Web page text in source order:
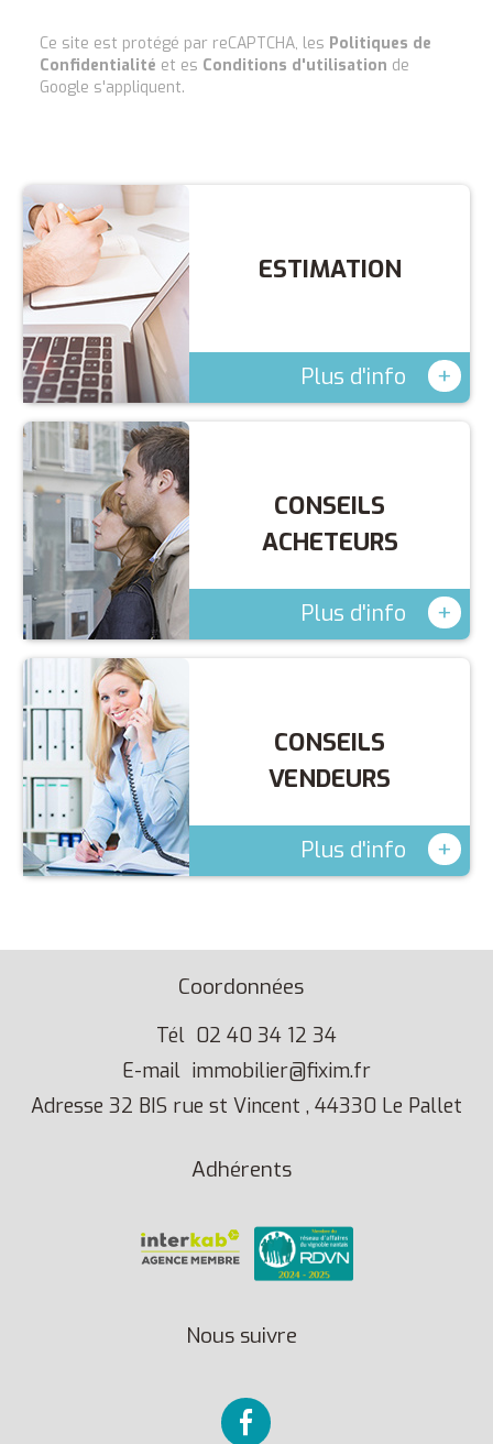
Ce site est protégé par reCAPTCHA, les Politiques de
Confidentialité et es Conditions d'utilisation de
Google s'appliquent.
ESTIMATION
Plus d'info +
CONSEILS
ACHETEURS
Plus d'info +
CONSEILS
VENDEURS
Plus d'info +
Coordonnées
Tél 02 40 34 12 34
E-mail immobilier@fixim.fr
Adresse 32 BIS rue st Vincent , 44330 Le Pallet
Adhérents
Nous suivre